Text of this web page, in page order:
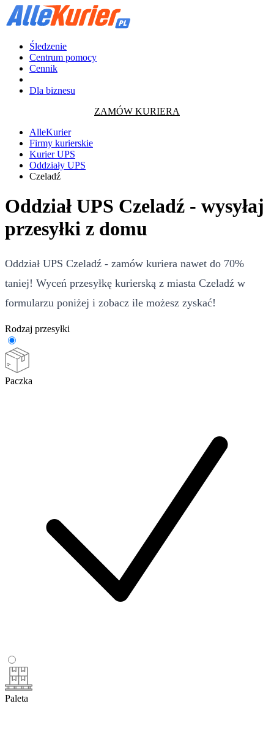
Śledzenie
Centrum pomocy
Cennik
Dla biznesu
ZAMÓW KURIERA
AlleKurier
Firmy kurierskie
Kurier UPS
Oddziały UPS
Czeladź
Oddział UPS Czeladź - wysyłaj
przesyłki z domu
Oddział UPS Czeladź - zamów kuriera nawet do 70%
taniej! Wyceń przesyłkę kurierską z miasta Czeladź w
formularzu poniżej i zobacz ile możesz zyskać!
Rodzaj przesyłki
Paczka
Paleta